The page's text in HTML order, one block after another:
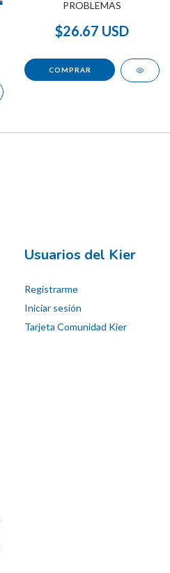
PROBLEMAS
$26.67 USD
Usuarios del Kier
Registrarme
Iniciar sesión
Tarjeta Comunidad Kier